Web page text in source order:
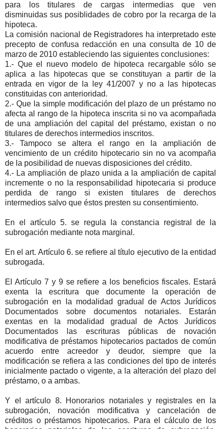
para los titulares de cargas intermedias que ven
disminuidas sus posiblidades de cobro por la recarga de la
hipoteca.
La comisión nacional de Registradores ha interpretado este
precepto de confusa redacción en una consulta de 10 de
marzo de 2010 estableciendo las siguientes conclusiones:
1.- Que el nuevo modelo de hipoteca recargable sólo se
aplica a las hipotecas que se constituyan a partir de la
entrada en vigor de la ley 41/2007 y no a las hipotecas
constituidas con anterioridad.
2.- Que la simple modificación del plazo de un préstamo no
afecta al rango de la hipoteca inscrita si no va acompañada
de una ampliación del capital del préstamo, existan o no
titulares de derechos intermedios inscritos.
3.- Tampoco se altera el rango en la ampliación de
vencimiento de un crédito hipotecario sin no va acompaña
de la posibilidad de nuevas disposiciones del crédito.
4.- La ampliación de plazo unida a la ampliación de capital
incremente o no la responsabilidad hipotecaria si produce
perdida de rango si existen titulares de derechos
intermedios salvo que éstos presten su consentimiento.
En el artículo 5. se regula la constancia registral de la
subrogación mediante nota marginal.
En el art. Artículo 6. se refiere al título ejecutivo de la entidad
subrogada.
El Artículo 7 y 9 se refiere a los beneficios fiscales. Estará
exenta la escritura que documente la operación de
subrogación en la modalidad gradual de Actos Jurídicos
Documentados sobre documentos notariales. Estarán
exentas en la modalidad gradual de Actos Jurídicos
Documentados las escrituras públicas de novación
modificativa de préstamos hipotecarios pactados de común
acuerdo entre acreedor y deudor, siempre que la
modificación se refiera a las condiciones del tipo de interés
inicialmente pactado o vigente, a la alteración del plazo del
préstamo, o a ambas.
Y el artículo 8. Honorarios notariales y registrales en la
subrogación, novación modificativa y cancelación de
créditos o préstamos hipotecarios. Para el cálculo de los